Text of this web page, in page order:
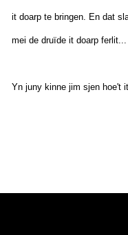
it doarp te bringen. En dat
mei de druïde it doarp ferlit...
Yn juny kinne jim sjen hoe't